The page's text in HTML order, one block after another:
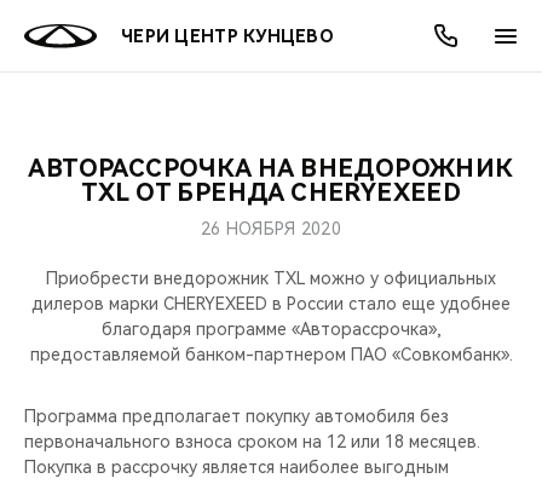
ЧЕРИ ЦЕНТР КУНЦЕВО
МОДЕЛИ
КРОССОВЕРЫ
НОВИНКИ
ПОКУПАТЕЛЯМ
КРЕДИТ И СТРАХОВАНИЕ
ВЛАДЕЛЬЦАМ
ЗАПЧАСТИ И АКСЕССУАРЫ
ПОДДЕРЖКА
CHERY CONNECT
МИР CHERY
О БРЕНДЕ
CHERY В СОЦСЕТЯХ
ЛЮДИ CHERY
АКЦИИ
ОНЛАЙН СЕРВИСЫ
КРЕДИТ
О КОМПАНИИ
МЫ В СОЦСЕТЯХ
АВТОРАССРОЧКА НА ВНЕДОРОЖНИК
TXL ОТ БРЕНДА CHERYEXEED
26 НОЯБРЯ 2020
Приобрести внедорожник TXL можно у официальных
дилеров марки CHERYEXEED в России стало еще удобнее
благодаря программе «Авторассрочка»,
предоставляемой банком-партнером ПАО «Совкомбанк».
Программа предполагает покупку автомобиля без
первоначального взноса сроком на 12 или 18 месяцев.
Покупка в рассрочку является наиболее выгодным